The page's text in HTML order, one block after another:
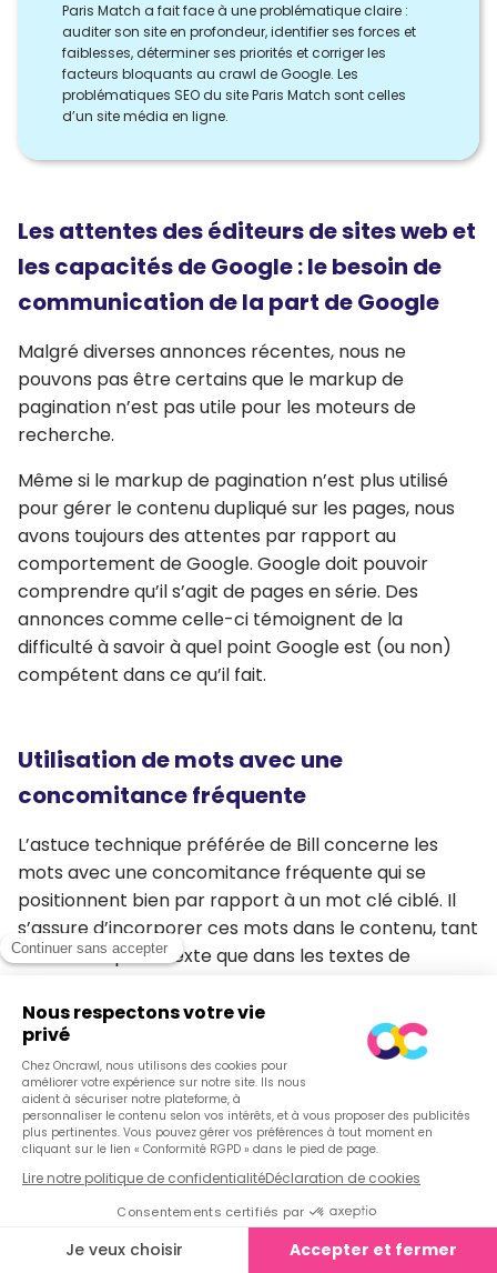
Paris Match a fait face à une problématique claire :
auditer son site en profondeur, identifier ses forces et
faiblesses, déterminer ses priorités et corriger les
facteurs bloquants au crawl de Google. Les
problématiques SEO du site Paris Match sont celles
d’un site média en ligne.
Les attentes des éditeurs de sites web et
les capacités de Google : le besoin de
communication de la part de Google
Malgré diverses annonces récentes, nous ne
pouvons pas être certains que le markup de
pagination n’est pas utile pour les moteurs de
recherche.
Même si le markup de pagination n’est plus utilisé
pour gérer le contenu dupliqué sur les pages, nous
avons toujours des attentes par rapport au
comportement de Google. Google doit pouvoir
comprendre qu’il s’agit de pages en série. Des
annonces comme celle-ci témoignent de la
difficulté à savoir à quel point Google est (ou non)
compétent dans ce qu’il fait.
Utilisation de mots avec une
concomitance fréquente
L’astuce technique préférée de Bill concerne les
mots avec une concomitance fréquente qui se
positionnent bien par rapport à un mot clé ciblé. Il
s’assure d’incorporer ces mots dans le contenu, tant
dans le corps du texte que dans les textes de
profiter des occurrences dans les textes de
références, qui seraient traitées par les moteurs de
recherche comme des « liens venant d’experts ».
Il s’agit d’une stratégie basée sur l’indexation des
phrases.
– Probabilité statistique de la concomitance